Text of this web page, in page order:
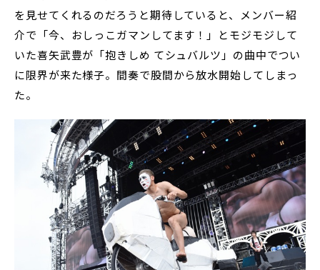
を見せてくれるのだろうと期待していると、メンバー紹
介で「今、おしっこガマンしてます！」とモジモジして
いた喜矢武豊が「抱きしめ てシュバルツ」の曲中でつい
に限界が来た様子。間奏で股間から放水開始してしまっ
た。